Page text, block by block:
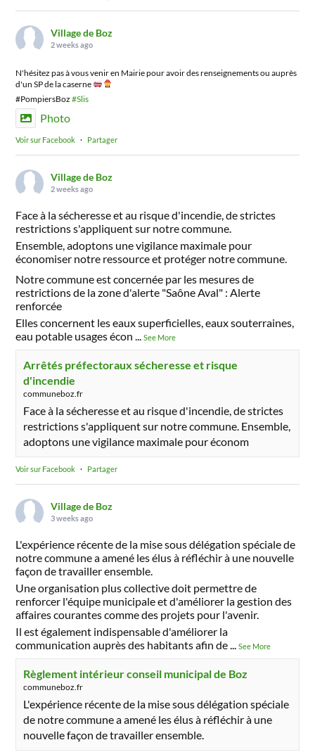
Village de Boz
2 weeks ago
N'hésitez pas à vous venir en Mairie pour avoir des renseignements ou auprès
d'un SP de la caserne
#PompiersBoz#Slis
Photo
Voir sur Facebook · Partager
Village de Boz
2 weeks ago
Face à la sécheresse et au risque d'incendie, de strictes
restrictions s'appliquent sur notre commune.
Ensemble, adoptons une vigilance maximale pour
économiser notre ressource et protéger notre commune.
Notre commune est concernée par les mesures de
restrictions de la zone d'alerte "Saône Aval" : Alerte
renforcée
Elles concernent les eaux superficielles, eaux souterraines,
eau potable usages écon ...See More
Arrêtés préfectoraux sécheresse et risque
d'incendie
communeboz.fr
Face à la sécheresse et au risque d'incendie, de strictes
restrictions s'appliquent sur notre commune. Ensemble,
adoptons une vigilance maximale pour économ
Voir sur Facebook · Partager
Village de Boz
3 weeks ago
L'expérience récente de la mise sous délégation spéciale de
notre commune a amené les élus à réfléchir à une nouvelle
façon de travailler ensemble.
Une organisation plus collective doit permettre de
renforcer l'équipe municipale et d'améliorer la gestion des
affaires courantes comme des projets pour l'avenir.
Il est également indispensable d'améliorer la
communication auprès des habitants afin de...See More
Règlement intérieur conseil municipal de Boz
communeboz.fr
L'expérience récente de la mise sous délégation spéciale
de notre commune a amené les élus à réfléchir à une
nouvelle façon de travailler ensemble.